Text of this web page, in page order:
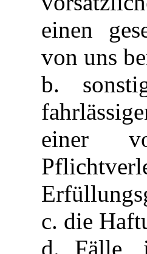
einen
von uns
b.
einer
c. die
d. Fälle,